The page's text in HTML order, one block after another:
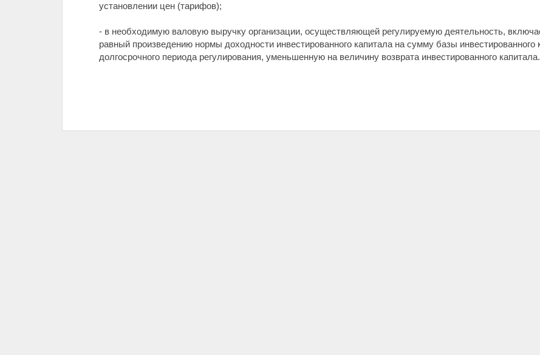
установлении цен (тарифов);
- в необходимую валовую выручку организации, осуществляющей регулируемую деятельность,
равный произведению нормы доходности инвестированного капитала на сумму базы
долгосрочного периода регулирования, уменьшенную на величину возврата инвестированного капитала.